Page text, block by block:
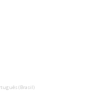
(Brasil)